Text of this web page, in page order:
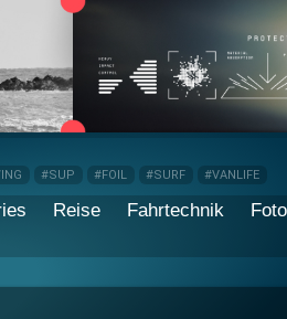
#SUP #FOIL #SURF #VANLIFE
Reise Fahrtechnik